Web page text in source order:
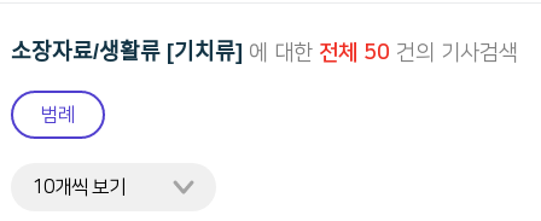
수
습
니
소장자료/생활류 [기치류] 에 대한 전체 50 건의 기사검색
범례